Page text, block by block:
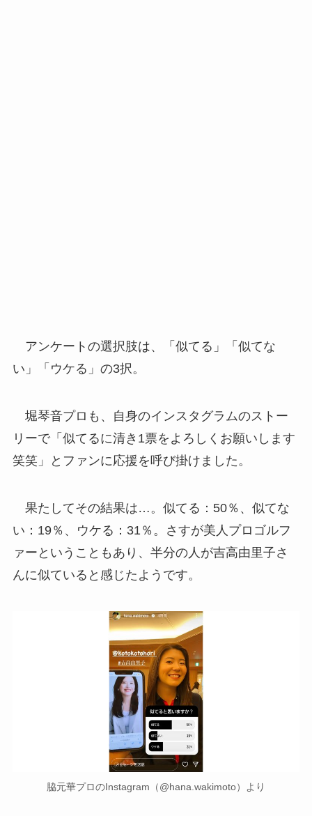
アンケートの選択肢は、「似てる」「似てな
い」「ウケる」の3択。
堀琴音プロも、自身のインスタグラムのストー
リーで「似てるに清き1票をよろしくお願いします
笑笑」とファンに応援を呼び掛けました。
果たしてその結果は…。似てる：50％、似てな
い：19％、ウケる：31％。さすが美人プロゴルフ
ァーということもあり、半分の人が吉高由里子さ
んに似ていると感じたようです。
脇元華プロのInstagram（@hana.wakimoto）より